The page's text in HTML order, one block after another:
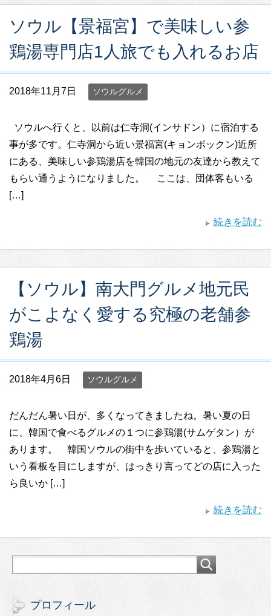
ソウル【景福宮】で美味しい参
鶏湯専門店1人旅でも入れるお店
2018年11月7日 ソウルグルメ
ソウルへ行くと、以前は仁寺洞(インサドン）に宿泊する
事が多です。仁寺洞から近い景福宮(キョンボックン)近所
にある、美味しい参鶏湯店を韓国の地元の友達から教えて
もらい通うようになりました。 ここは、団体客もいる
[…]
続きを読む
【ソウル】南大門グルメ地元民
がこよなく愛する究極の老舗参
鶏湯
2018年4月6日 ソウルグルメ
だんだん暑い日が、多くなってきましたね。暑い夏の日
に、韓国で食べるグルメの１つに参鶏湯(サムゲタン）が
あります。 韓国ソウルの街中を歩いていると、参鶏湯と
いう看板を目にしますが、はっきり言ってどの店に入った
ら良いか […]
続きを読む
プロフィール